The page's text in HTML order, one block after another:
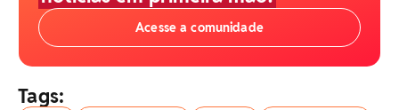
Acesse a comunidade
Tags: